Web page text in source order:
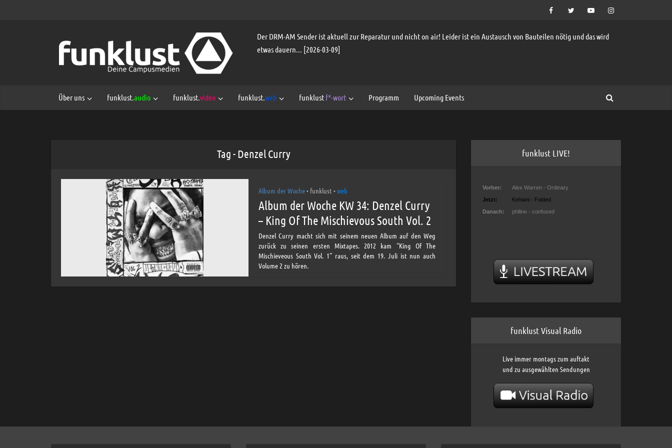
Der DRM-AM Sender ist aktuell zur Reparatur und nicht on air! Leider ist ein Austausch von Bauteilen nötig und das wird
etwas dauern... [2026-03-09]
Über uns funklust.audio funklust.video funklust.web funklust f*-wort Programm Upcoming Events
Tag - Denzel Curry
Album der Woche• funklust •web
Album der Woche KW 34: Denzel Curry
– King Of The Mischievous South Vol. 2
Denzel Curry macht sich mit seinem neuen Album auf den Weg
zurück zu seinen ersten Mixtapes. 2012 kam “King Of The
Mischieveous South Vol. 1” raus, seit dem 19. Juli ist nun auch
Volume 2 zu hören.
funklust LIVE!
funklust Visual Radio
Live immer montags zum auftakt
und zu ausgewählten Sendungen